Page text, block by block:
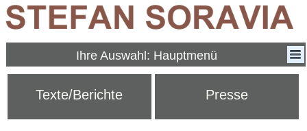
Ihre Auswahl: Hauptmenü
Texte/Berichte Presse